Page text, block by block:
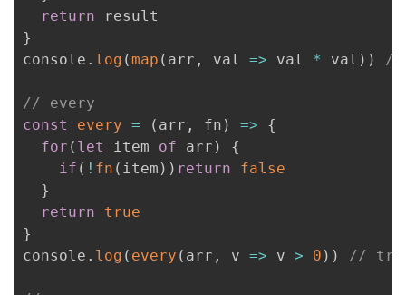
return
}
console . log (map ( arr , val => val * val ) ) //
// every
const
every = ( arr , fn ) =>
{
for ( let item of arr )
{
if ( ! fn ( item ) ) return
false
}
return
true
}
console . log ( every ( arr , v => v > 0 ) ) //